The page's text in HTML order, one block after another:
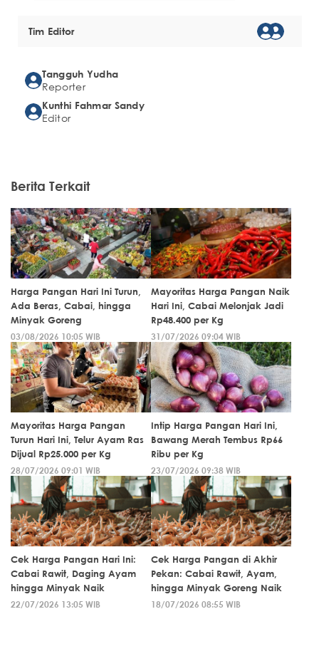
Tim Editor
Tangguh Yudha
Reporter
Kunthi Fahmar Sandy
Editor
Berita Terkait
Harga Pangan Hari Ini Turun,
Ada Beras, Cabai, hingga
Minyak Goreng
03/08/2026 10:05 WIB
Mayoritas Harga Pangan Naik
Hari Ini, Cabai Melonjak Jadi
Rp48.400 per Kg
31/07/2026 09:04 WIB
Mayoritas Harga Pangan
Turun Hari Ini, Telur Ayam Ras
Dijual Rp25.000 per Kg
28/07/2026 09:01 WIB
Intip Harga Pangan Hari Ini,
Bawang Merah Tembus Rp66
Ribu per Kg
23/07/2026 09:38 WIB
Cek Harga Pangan Hari Ini:
Cabai Rawit, Daging Ayam
hingga Minyak Naik
22/07/2026 13:05 WIB
Cek Harga Pangan di Akhir
Pekan: Cabai Rawit, Ayam,
hingga Minyak Goreng Naik
18/07/2026 08:55 WIB